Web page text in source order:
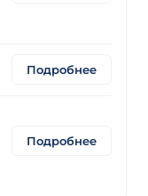
Подробнее
Подробнее